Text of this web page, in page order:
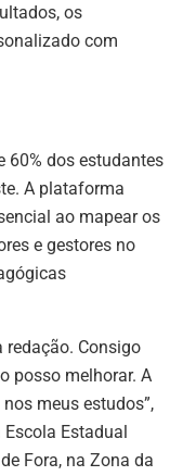
os
com
60% dos estudantes
A plataforma
ao mapear os
e gestores no
redação. Consigo
posso melhorar. A
meus estudos”,
Estadual
Fora, na Zona da